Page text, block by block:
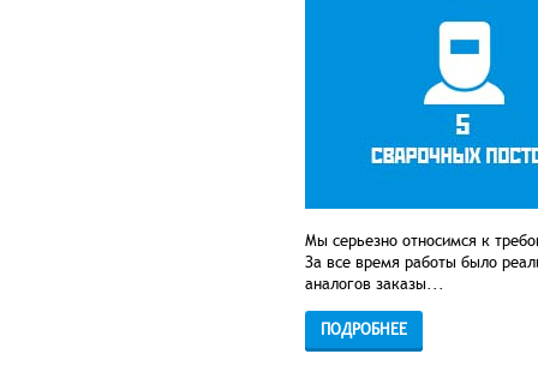
Мы серьезно относимся к
За все время работы было
аналогов заказы...
ПОДРОБНЕЕ